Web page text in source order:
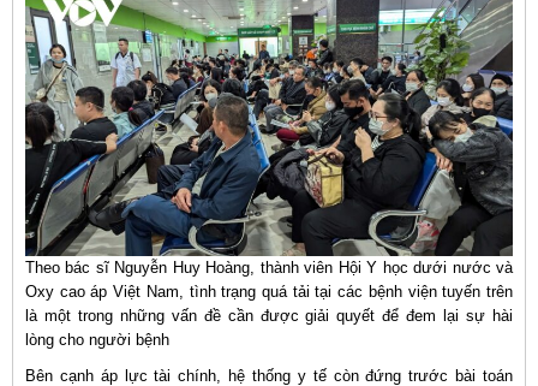
Theo bác sĩ Nguyễn Huy Hoàng, thành viên Hội Y học dưới nước và
Oxy cao áp Việt Nam, tình trạng quá tải tại các bệnh viện tuyến trên
là một trong những vấn đề cần được giải quyết để đem lại sự hài
lòng cho người bệnh
Bên cạnh áp lực tài chính, hệ thống y tế còn đứng trước bài toán